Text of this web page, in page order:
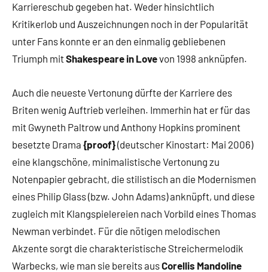
Karriereschub gegeben hat. Weder hinsichtlich
Kritikerlob und Auszeichnungen noch in der Popularität
unter Fans konnte er an den einmalig gebliebenen
Triumph mitShakespeare in Lovevon 1998 anknüpfen.
Auch die neueste Vertonung dürfte der Karriere des
Briten wenig Auftrieb verleihen. Immerhin hat er für das
mit Gwyneth Paltrow und Anthony Hopkins prominent
besetzte Drama {proof}(deutscher Kinostart: Mai 2006)
eine klangschöne, minimalistische Vertonung zu
Notenpapier gebracht, die stilistisch an die Modernismen
eines Philip Glass (bzw. John Adams) anknüpft, und diese
zugleich mit Klangspielereien nach Vorbild eines Thomas
Newman verbindet. Für die nötigen melodischen
Akzente sorgt die charakteristische Streichermelodik
Warbecks, wie man sie bereits ausCorellis Mandoline